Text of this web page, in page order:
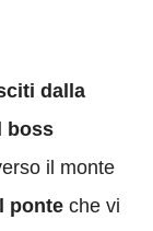
dalla
boss
il monte
ponte che vi